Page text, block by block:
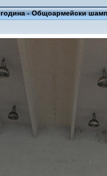
- Общоармейски